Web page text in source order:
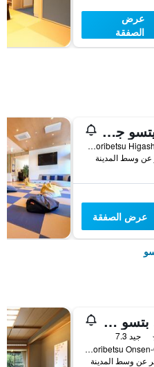
عرض
الصفقة
نوبوريبيتسو جيست هاوس إيه كاي إيه آند إيه أو - دار ضيافة
2-3-2 Noboribetsu Higashicho, نوبوريبيتسو, اليابان
عرض الصفقة
نوبوري بتسو سيكي سويتي
جيد 7.3
203-3 Noboribetsu Onsen-Cho, نوبوريبيتسو, اليابان